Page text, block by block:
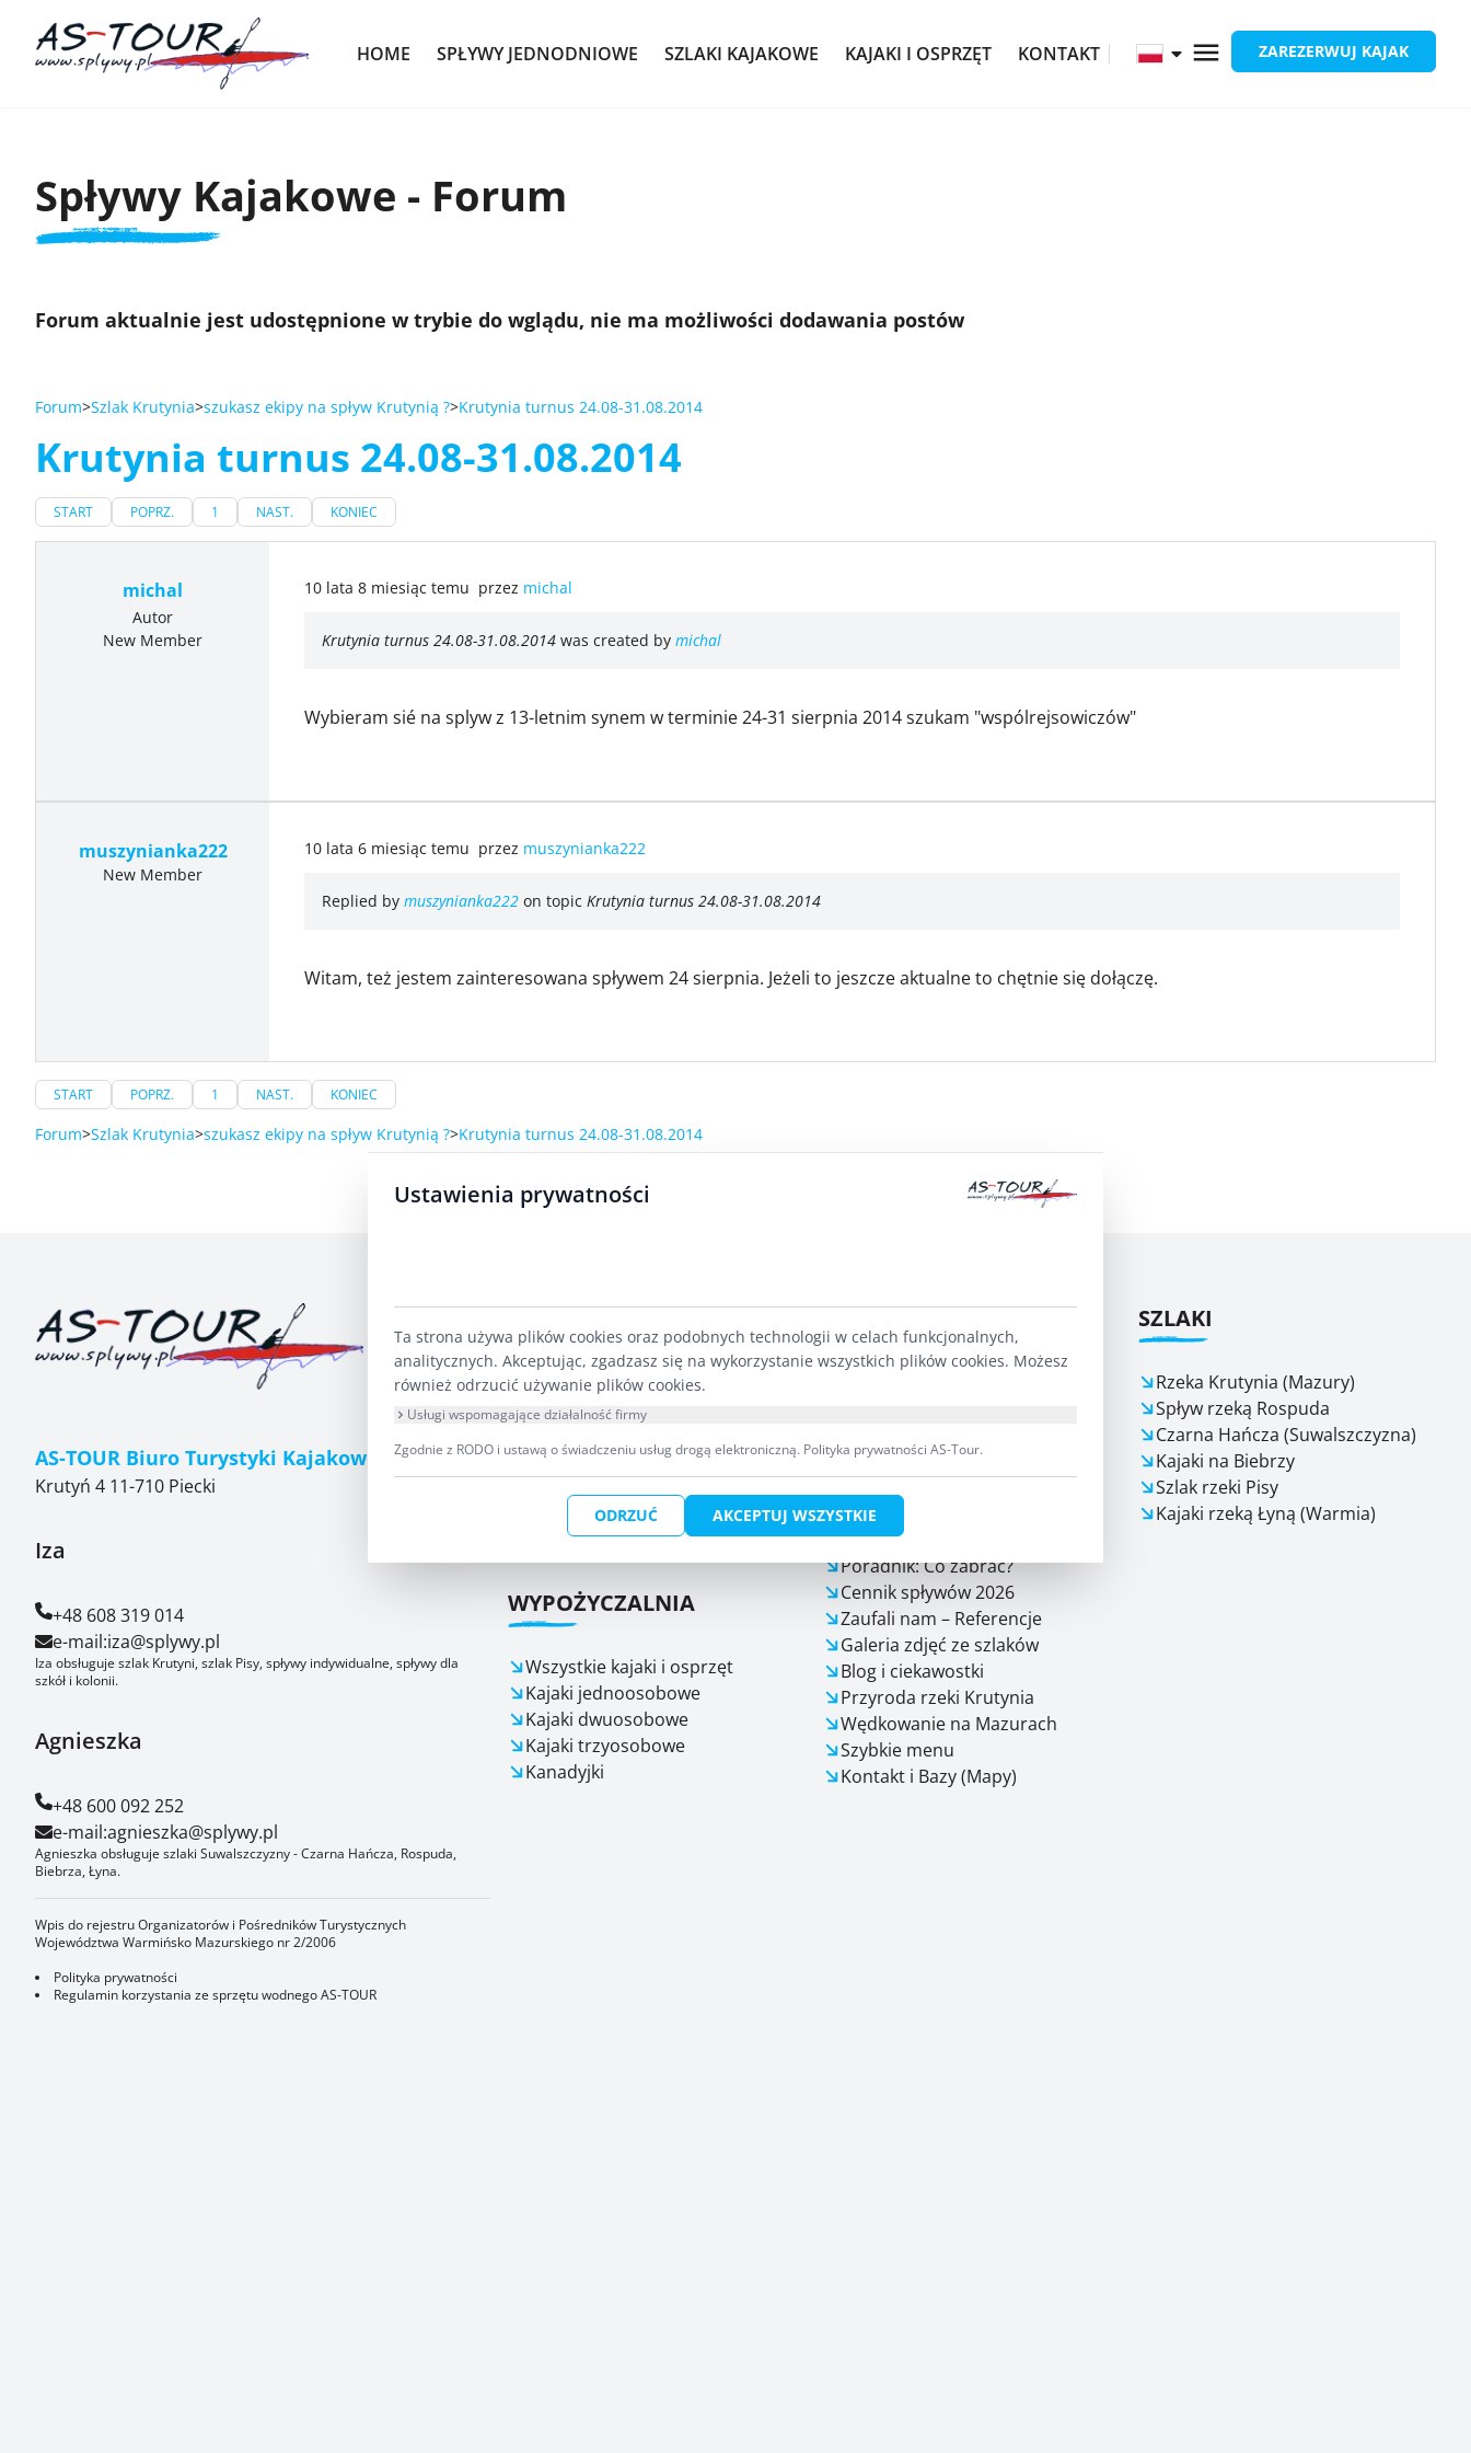
HOME SPŁYWY JEDNODNIOWE SZLAKI KAJAKOWE KAJAKI I OSPRZĘT KONTAKT ZAREZERWUJ KAJAK
Spływy Kajakowe - Forum
Forum aktualnie jest udostępnione w trybie do wglądu, nie ma możliwości dodawania postów
Forum Szlak Krutynia szukasz ekipy na spływ Krutynią ? Krutynia turnus 24.08-31.08.2014
Krutynia turnus 24.08-31.08.2014
START POPRZ. 1 NAST. KONIEC
michal
Autor
New Member
10 lata 8 miesiąc temu przez michal
Krutynia turnus 24.08-31.08.2014 was created by michal
Wybieram sié na splyw z 13-letnim synem w terminie 24-31 sierpnia 2014 szukam "wspólrejsowiczów"
muszynianka222
New Member
10 lata 6 miesiąc temu przez muszynianka222
Replied by muszynianka222 on topic Krutynia turnus 24.08-31.08.2014
Witam, też jestem zainteresowana spływem 24 sierpnia. Jeżeli to jeszcze aktualne to chętnie się dołączę.
START POPRZ. 1 NAST. KONIEC
Forum Szlak Krutynia szukasz ekipy na spływ Krutynią ? Krutynia turnus 24.08-31.08.2014
AS-TOUR Biuro Turystyki Kajakowej
Krutyń 4 11-710 Piecki
Iza
+48 608 319 014
e-mail:iza@splywy.pl
Iza obsługuje szlak Krutyni, szlak Pisy, spływy indywidualne, spływy dla
szkół i kolonii.
Agnieszka
+48 600 092 252
e-mail:agnieszka@splywy.pl
Agnieszka obsługuje szlaki Suwalszczyzny - Czarna Hańcza, Rospuda,
Biebrza, Łyna.
Wpis do rejestru Organizatorów i Pośredników Turystycznych
Województwa Warmińsko Mazurskiego nr 2/2006
Polityka prywatności
Regulamin korzystania ze sprzętu wodnego AS-TOUR
SPŁYWY KRUTYNIĄ
Wszystkie spływy Krutynią
Spływy jednodniowe Krutynią
grup
Kajaki Ukta - spływy dolną
Krutynią
WYPOŻYCZALNIA
Wszystkie kajaki i osprzęt
Kajaki jednoosobowe
Kajaki dwuosobowe
Kajaki trzyosobowe
Kanadyjki
ZAPISY NA SPŁYWY
CENTRUM POMOCY I
WIEDZY
FAQ – Pytania i odpowiedzi
Poradnik: Co zabrać?
Cennik spływów 2026
Zaufali nam – Referencje
Galeria zdjęć ze szlaków
Blog i ciekawostki
Przyroda rzeki Krutynia
Wędkowanie na Mazurach
Szybkie menu
Kontakt i Bazy (Mapy)
SZLAKI
Rzeka Krutynia (Mazury)
Spływ rzeką Rospuda
Czarna Hańcza (Suwalszczyzna)
Kajaki na Biebrzy
Szlak rzeki Pisy
Kajaki rzeką Łyną (Warmia)
Ustawienia prywatności
Ta strona używa plików cookies oraz podobnych technologii w celach funkcjonalnych,
analitycznych. Akceptując, zgadzasz się na wykorzystanie wszystkich plików cookies. Możesz
również odrzucić używanie plików cookies.
Usługi wspomagające działalność firmy
Zgodnie z RODO i ustawą o świadczeniu usług drogą elektroniczną. Polityka prywatności AS-Tour.
ODRZUĆ AKCEPTUJ WSZYSTKIE